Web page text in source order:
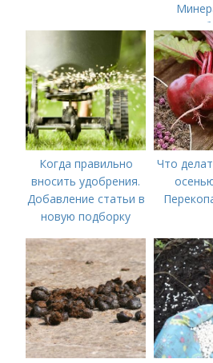
Когда правильно
вносить удобрения.
Добавление статьи в
новую подборку
Что